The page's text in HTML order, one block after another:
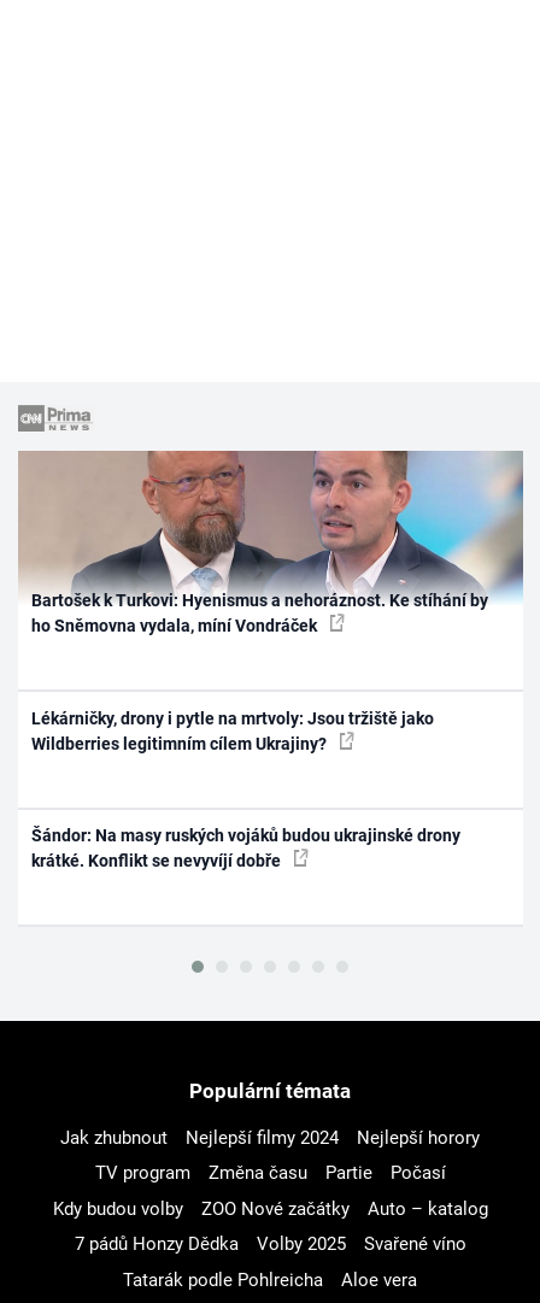
Bartošek k Turkovi: Hyenismus a nehoráznost. Ke stíhání by
ho Sněmovna vydala, míní Vondráček
Lékárničky, drony i pytle na mrtvoly: Jsou tržiště jako
Wildberries legitimním cílem Ukrajiny?
Šándor: Na masy ruských vojáků budou ukrajinské drony
krátké. Konflikt se nevyvíjí dobře
Populární témata
Jak zhubnout Nejlepší filmy 2024
Nejlepší horory
TV program
Změna času Partie
Počasí
Kdy budou volby
ZOO Nové začátky
Auto – katalog
7 pádů Honzy Dědka
Volby 2025
Svařené víno
Tatarák podle Pohlreicha
Aloe vera